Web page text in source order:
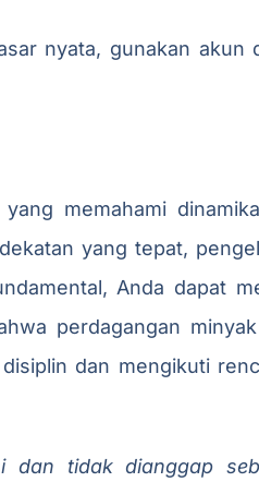
nyata, gunakan akun
memahami
yang tepat,
Anda dapat
perdagangan
dan mengikuti
dan tidak dianggap